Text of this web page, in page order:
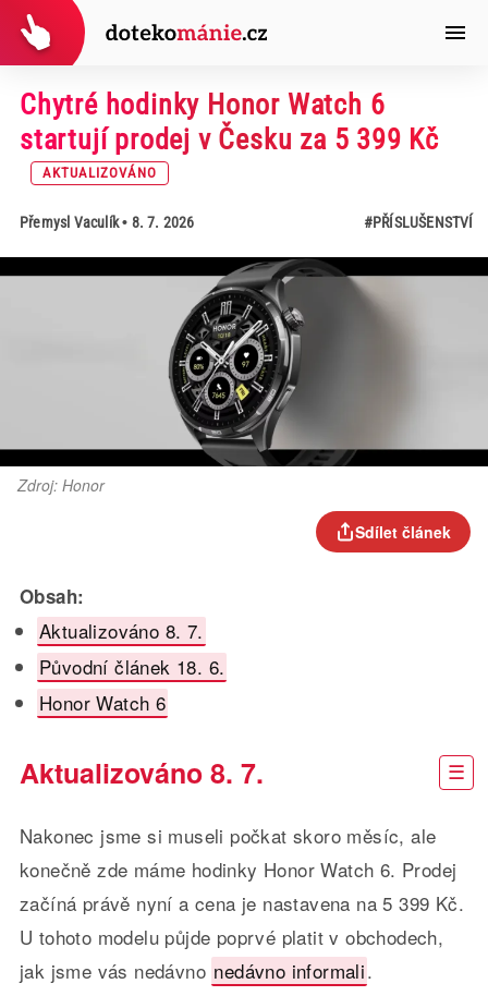
Chytré hodinky Honor Watch 6
startují prodej v Česku za 5 399 Kč
AKTUALIZOVÁNO
Přemysl Vaculík• 8. 7. 2026 #PŘÍSLUŠENSTVÍ
Zdroj: Honor
Sdílet článek
Obsah:
Aktualizováno 8. 7.
Původní článek 18. 6.
Honor Watch 6
Aktualizováno 8. 7.
Nakonec jsme si museli počkat skoro měsíc, ale
konečně zde máme hodinky Honor Watch 6. Prodej
začíná právě nyní a cena je nastavena na 5 399 Kč.
U tohoto modelu půjde poprvé platit v obchodech,
jak jsme vás nedávno nedávno informali.